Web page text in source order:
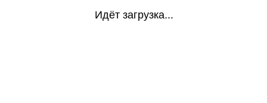
Идёт загрузка...